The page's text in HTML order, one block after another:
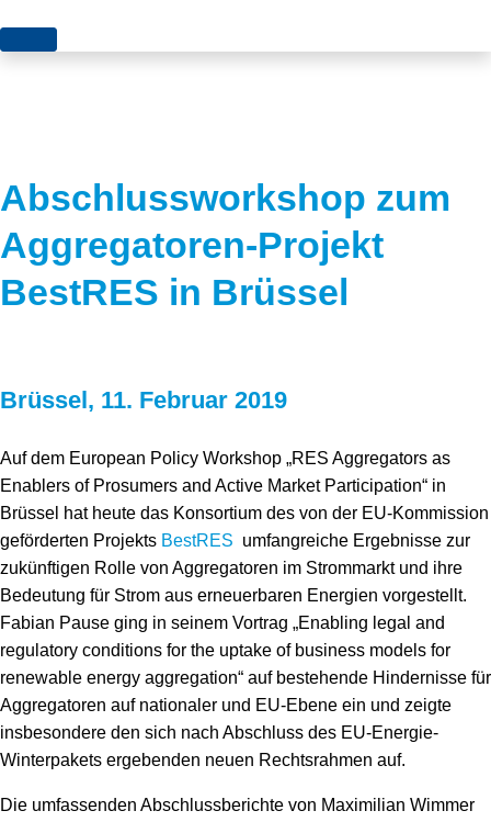
Themen
Flächen
Genehmigungen
Grundsatzfragen
Netze
Sektorenkopplung
Speicher
Stromerzeugung
Wärme
Wasserstoff
News
Blog
Karriere
Stiftungsporträt
Team
Forschungsnetzwerk
Bibliothek
Newsletter
Infomaterial
Schriften zum Umweltenergierecht
Abschlussworkshop zum
Aggregatoren-Projekt
BestRES in Brüssel
Brüssel, 11. Februar 2019
Auf dem European Policy Workshop „RES Aggregators as
Enablers of Prosumers and Active Market Participation“ in
Brüssel hat heute das Konsortium des von der EU-Kommission
geförderten Projekts BestRES umfangreiche Ergebnisse zur
zukünftigen Rolle von Aggregatoren im Strommarkt und ihre
Bedeutung für Strom aus erneuerbaren Energien vorgestellt.
Fabian Pause ging in seinem Vortrag „Enabling legal and
regulatory conditions for the uptake of business models for
renewable energy aggregation“ auf bestehende Hindernisse für
Aggregatoren auf nationaler und EU-Ebene ein und zeigte
insbesondere den sich nach Abschluss des EU-Energie-
Winterpakets ergebenden neuen Rechtsrahmen auf.
Die umfassenden Abschlussberichte von Maximilian Wimmer